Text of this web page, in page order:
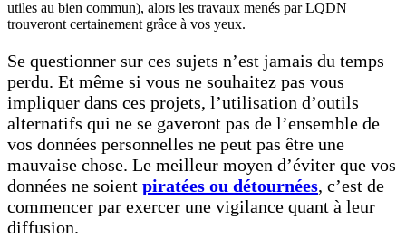
utiles au bien commun), alors les travaux menés par LQDN
trouveront certainement grâce à vos yeux.
Se questionner sur ces sujets n’est jamais du temps
perdu. Et même si vous ne souhaitez pas vous
impliquer dans ces projets, l’utilisation d’outils
alternatifs qui ne se gaveront pas de l’ensemble de
vos données personnelles ne peut pas être une
mauvaise chose. Le meilleur moyen d’éviter que vos
données ne soient piratées ou détournées, c’est de
commencer par exercer une vigilance quant à leur
diffusion.